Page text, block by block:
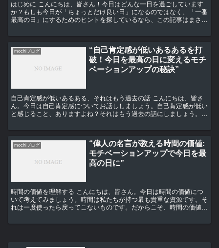
はじめに こんにちは、皆さん！今日はどんな一日を過ごしています
か？もしも今日が「ちょっとだけ良い日」になるのではなく、「一番
最高の日」にするためのヒントを探しているなら、この記事はまさに
mochiブログ
“自己肯定感が低いあるあるを打
破！今日を最高の日に変えるモチ
ベーションアップの秘訣”
自己肯定感が低いあるある、それはもう過去の話 こんにちは、皆さ
ん。今日は自己肯定感についてお話ししましょう。自己肯定感が低い
と感じること、ありますよね？それはもう過去の話にしましょう。今
mochiブログ
“偉人の名言が教える時間の価値:
モチベーションアップで今日を最
高の日に”
時間の価値を理解する こんにちは、皆さん。今日は時間の価値につ
いて考えてみましょう。時間は私たちが持つ最も貴重な資源です。そ
れは一度使ったら戻ってこないものです。だからこそ、時間の価値を